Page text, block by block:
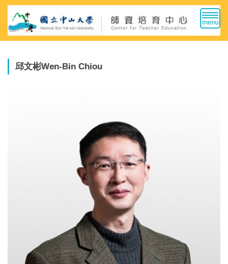
跳
到
主
要
區
邱文彬Wen-Bin Chiou